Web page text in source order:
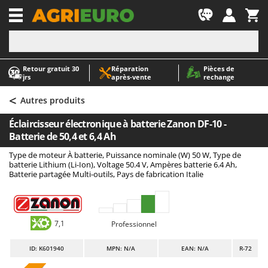
Retour gratuit 30
jrs
Réparation
après‑vente
Pièces de
rechange
-1
A
Abris de jardin
Accessoires pour tracteurs tondeuses autoportés
Aérateurs Scarificateurs pour gazon
Arracheuses de pommes de terre pour tracteur
Aspirateurs - Balais Électriques
Aspirateurs à cendres
Aspirateurs à feuilles sur roues
Aspirateurs de piscine
Aspirateurs Multifonctions
A
AgriEuro Premium
AgriEuro TOP-LINE
AGT
Aima
Airmec
ALA 2000
Alce
< Autres produits
Éclaircisseur électronique à batterie Zanon DF-10 -
Batterie de 50,4 et 6,4 Ah
Type de moteur À batterie, Puissance nominale (W) 50 W, Type de
batterie Lithium (Li-Ion), Voltage 50.4 V, Ampères batterie 6.4 Ah,
Batterie partagée Multi-outils, Pays de fabrication Italie
7,1 Professionnel
ID: K601940 MPN: N/A EAN: N/A R-72